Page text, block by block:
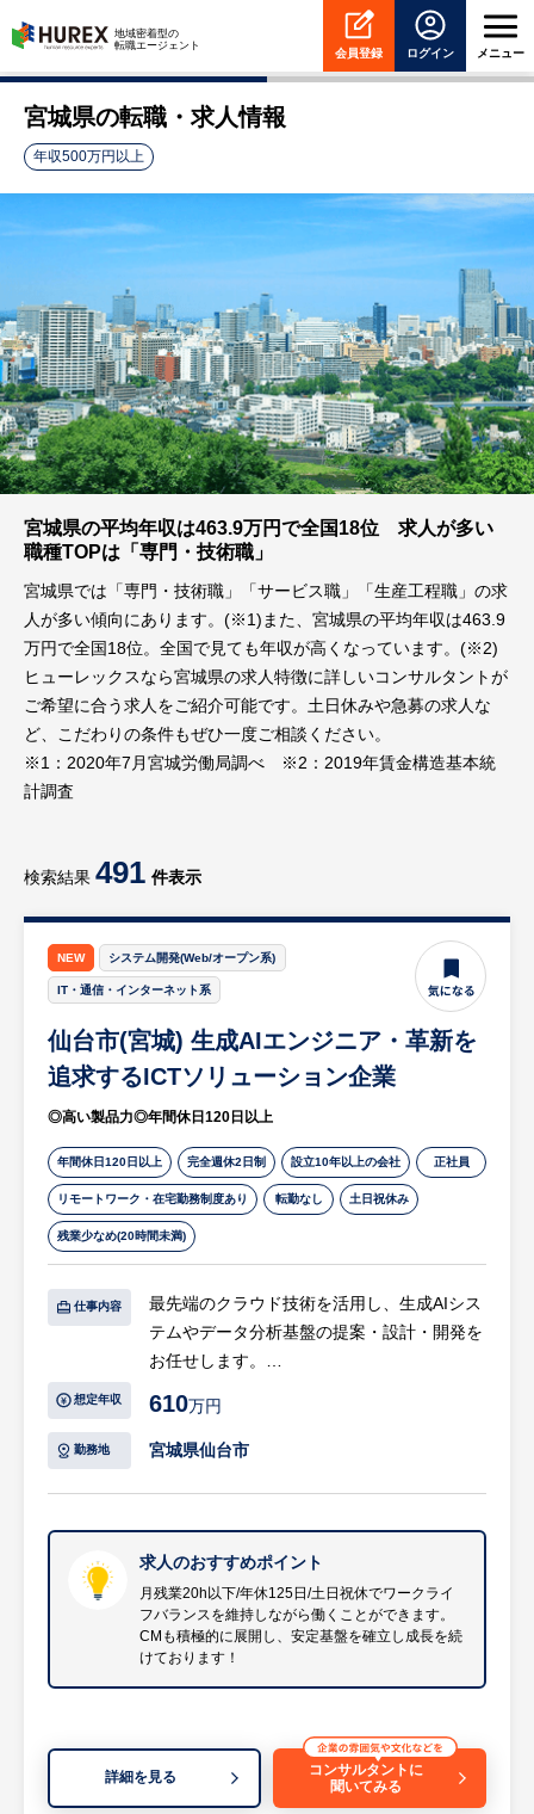
HUREX
地域密着型の
転職エージェント
会員登録 ログイン メニュー
宮城県の転職・求人情報
年収500万円以上
宮城県の平均年収は463.9万円で全国18位 求人が多い
職種TOPは「専門・技術職」
宮城県では「専門・技術職」「サービス職」「生産工程職」の求
人が多い傾向にあります。(※1)また、宮城県の平均年収は463.9
万円で全国18位。全国で見ても年収が高くなっています。(※2)
ヒューレックスなら宮城県の求人特徴に詳しいコンサルタントが
ご希望に合う求人をご紹介可能です。土日休みや急募の求人な
ど、こだわりの条件もぜひ一度ご相談ください。
※1：2020年7月宮城労働局調べ ※2：2019年賃金構造基本統
計調査
検索結果 491 件表示
NEW システム開発(Web/オープン系)
IT・通信・インターネット系
仙台市(宮城) 生成AIエンジニア・革新を
追求するICTソリューション企業
◎高い製品力◎年間休日120日以上
年間休日120日以上 完全週休2日制 設立10年以上の会社 正社員
リモートワーク・在宅勤務制度あり 転勤なし 土日祝休み
残業少なめ(20時間未満)
仕事内容
最先端のクラウド技術を活用し、生成AIシス
テムやデータ分析基盤の提案・設計・開発を
お任せします。
【具体的には・・・】
DX（デジタル・トランスフォーメーショ
す高まってきています。
この大量に蓄積されたデータを活用するた
め、生成ＡＩを活用するシステムを提案し、
開発・構築します。
フラ設計・構築から基幹となるデータベース
設計、BIダッシュボードによる可視化まで幅
広い領域の開発を行っています。
想定年収 610万円
勤務地 宮城県仙台市
求人のおすすめポイント
月残業20h以下/年休125日/土日祝休でワークライ
フバランスを維持しながら働くことができます。
CMも積極的に展開し、安定基盤を確立し成長を続
けております！
詳細を見る
コンサルタントに
聞いてみる